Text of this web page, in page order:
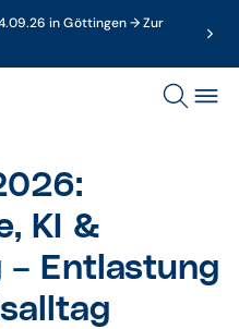
in Göttingen → Zur
KI &
– Entlastung